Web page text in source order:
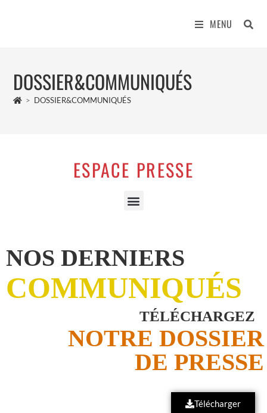
MENU
DOSSIER&COMMUNIQUÉS
> DOSSIER&COMMUNIQUÉS
ESPACE PRESSE
NOS DERNIERS
COMMUNIQUÉS
TÉLÉCHARGEZ
NOTRE DOSSIER
DE PRESSE
Télécharger